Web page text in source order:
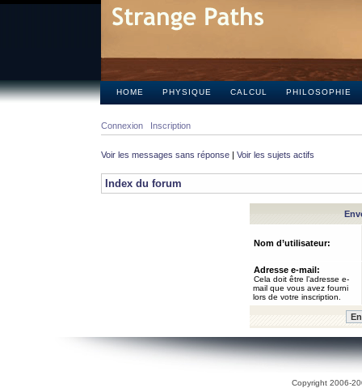
HOME PHYSIQUE CALCUL PHILOSOPHIE
Connexion Inscription
Voir les messages sans réponse | Voir les sujets actifs
Index du forum
Nom d’utilisateur:
Adresse e-mail:
Cela doit être l’adresse e-
mail que vous avez fourni
lors de votre inscription.
Copyright 2006-